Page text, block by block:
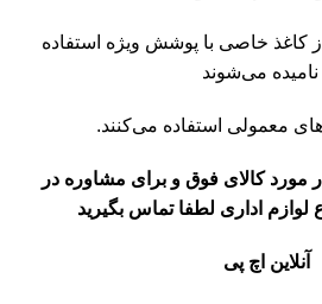
از کاغذ خاصی با پوشش ویژه استفاده
نامیده می‌شوند
مورد کالای فوق و برای مشاوره در
اداری لطفا تماس بگیرید
آنلاین اچ پی